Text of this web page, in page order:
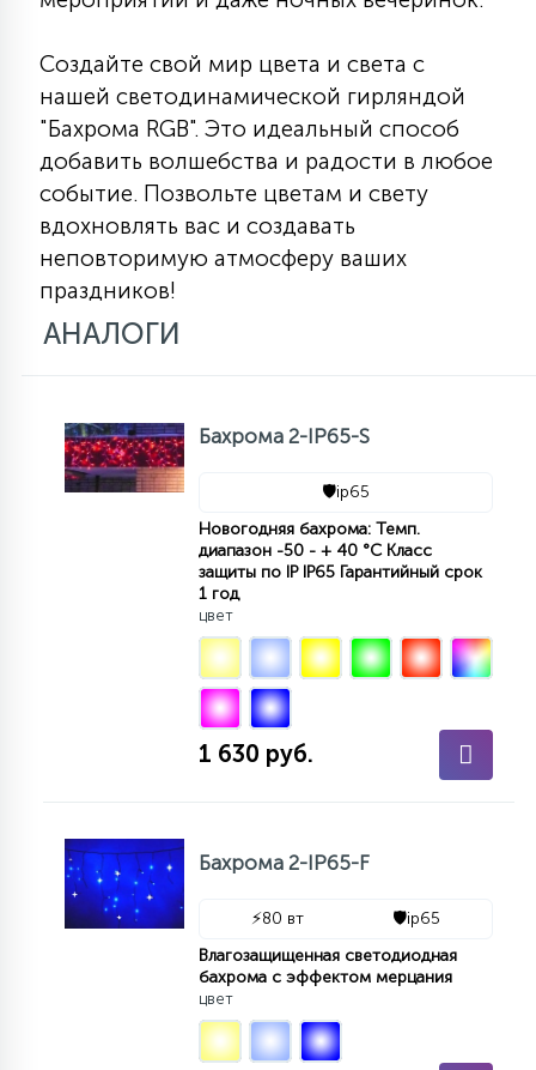
Создайте свой мир цвета и света с
нашей светодинамической гирляндой
"Бахрома RGB". Это идеальный способ
добавить волшебства и радости в любое
событие. Позвольте цветам и свету
вдохновлять вас и создавать
неповторимую атмосферу ваших
праздников!
АНАЛОГИ
Бахрома 2-IP65-S
🛡️ip65
Новогодняя бахрома: Темп.
диапазон -50 - + 40 °С Класс
защиты по IP IP65 Гарантийный срок
1 год
цвет
1 630 руб.
Бахрома 2-IP65-F
⚡80 вт 🛡️ip65
Влагозащищенная светодиодная
бахрома с эффектом мерцания
цвет